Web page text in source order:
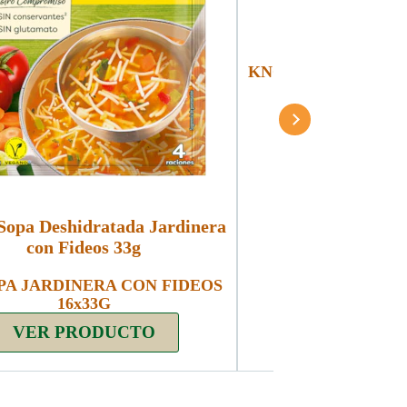
Deshidratada Jardinera
con Fideos 33g
JARDINERA CON FIDEOS
16x33G
VER PRODUCTO
KNORR CHICKEN